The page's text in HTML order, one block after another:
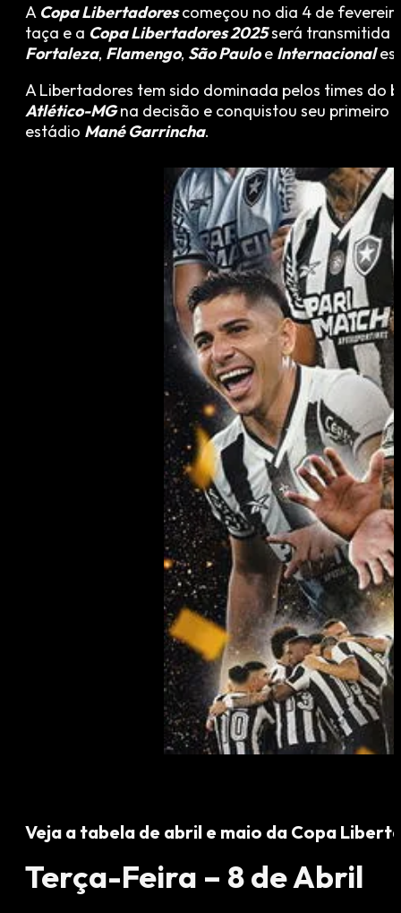
A Copa Libertadorescomeçou no dia 4 de
taça e a Copa Libertadores 2025será transmitida
Fortaleza, Flamengo, São Pauloe Internacional
A Libertadores tem sido dominada pelos times do
Atlético-MGna decisão e conquistou seu primeiro
estádio Mané Garrincha.
Veja a tabela de abril e maio da Copa
Terça-Feira – 8 de Abril